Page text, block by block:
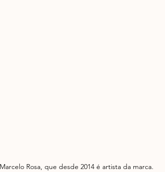
Rosa, que desde 2014 é artista da marca.